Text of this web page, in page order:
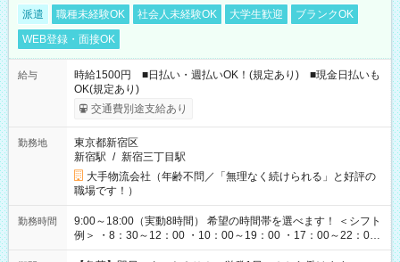
派遣 職種未経験OK 社会人未経験OK 大学生歓迎
ブランクOK
WEB登録・面接OK
給与
時給1500円 ■日払い・週払いOK！(規定あり) ■現金日払いも
OK(規定あり)
交通費別途支給あり
勤務地
東京都新宿区
新宿駅 / 新宿三丁目駅
大手物流会社（年齢不問／「無理なく続けられる」と好評の
職場です！）
勤務時間
9:00～18:00（実動8時間） 希望の時間帯を選べます！ ＜シフト
例＞ ・8：30～12：00 ・10：00～19：00 ・17：00～22：00
・13：00～22：00 ・22：00～翌6：00 など